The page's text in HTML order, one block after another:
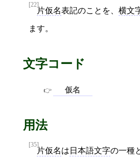
[22]
片仮名表記のことを、 横文
ます。
文字コード
仮名
用法
[35]
片仮名は 日本語文字の一種